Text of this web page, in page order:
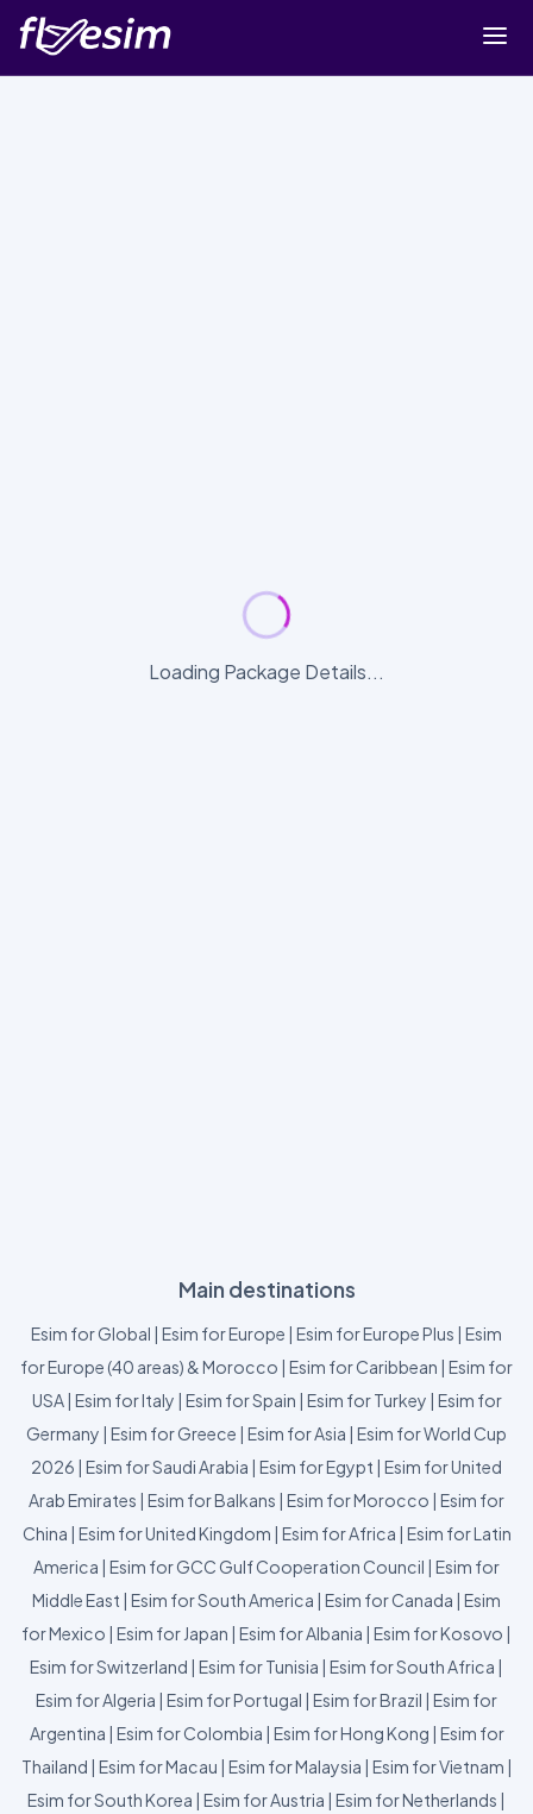
Loading Package Details...
Main destinations
Esim for Global | Esim for Europe | Esim for Europe Plus | Esim
for Europe (40 areas) & Morocco | Esim for Caribbean | Esim for
USA| Esim for Italy | Esim for Spain | Esim for Turkey | Esim for
Germany | Esim for Greece | Esim for Asia | Esim for World Cup
2026 | Esim for Saudi Arabia | Esim for Egypt | Esim for United
Arab Emirates | Esim for Balkans | Esim for Morocco | Esim for
China | Esim for United Kingdom | Esim for Africa | Esim for Latin
America | Esim for GCC Gulf Cooperation Council | Esim for
Middle East | Esim for South America | Esim for Canada | Esim
for Mexico | Esim for Japan | Esim for Albania | Esim for Kosovo |
Esim for Switzerland | Esim for Tunisia | Esim for South Africa |
Esim for Algeria | Esim for Portugal | Esim for Brazil | Esim for
Argentina | Esim for Colombia | Esim for Hong Kong | Esim for
Thailand | Esim for Macau | Esim for Malaysia | Esim for Vietnam |
Esim for South Korea | Esim for Austria | Esim for Netherlands |